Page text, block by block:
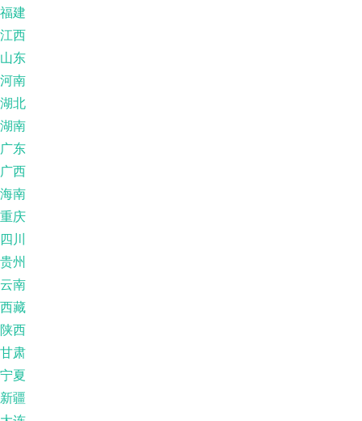
福建
江西
山东
河南
湖北
湖南
广东
广西
海南
重庆
四川
贵州
云南
西藏
陕西
甘肃
宁夏
新疆